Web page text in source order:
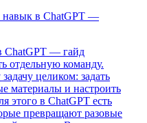
ChatGPT — гайд
команду.
целиком: задать
материалы и настроить
этого в ChatGPT есть
превращают разовые